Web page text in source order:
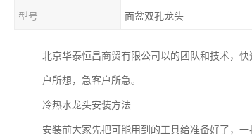
型号 面盆双孔龙头
北京华泰恒昌商贸有限公司以的团队和技术，
户所想，急客户所急。
冷热水龙头安装方法
安装前大家先把可能用到的工具给准备好了，